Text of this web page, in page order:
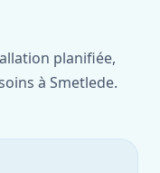
planifiée,
à Smetlede.